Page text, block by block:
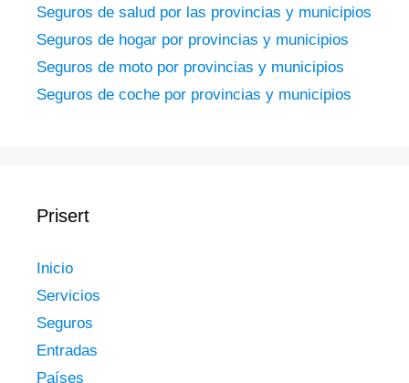
Seguros de salud por las provincias y municipios
Seguros de hogar por provincias y municipios
Seguros de moto por provincias y municipios
Seguros de coche por provincias y municipios
Prisert
Inicio
Servicios
Seguros
Entradas
Países